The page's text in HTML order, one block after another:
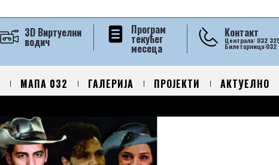
Контакт
Централа: 032
Билетарница:032
Програм
текућег
месеца
3D Виртуелни
водич
МАПА 032 ГАЛЕРИЈА ПРОЈЕКТИ АКТУЕЛНО